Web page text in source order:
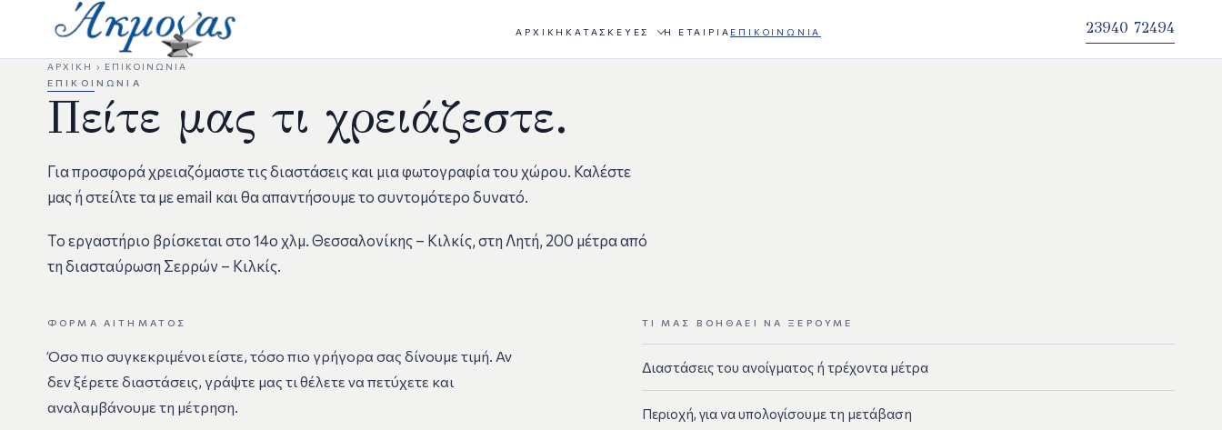
ΑΡΧΙΚΉ ΚΑΤΑΣΚΕΥΈΣ Η ΕΤΑΙΡΊΑ ΕΠΙΚΟΙΝΩΝΊΑ 23940 72494
ΑΡΧΙΚΉ › ΕΠΙΚΟΙΝΩΝΊΑ
ΕΠΙΚΟΙΝΩΝΊΑ
Πείτε μας τι χρειάζεστε.
Για προσφορά χρειαζόμαστε τις διαστάσεις και μια φωτογραφία του χώρου. Καλέστε
μας ή στείλτε τα με email και θα απαντήσουμε το συντομότερο δυνατό.
Το εργαστήριο βρίσκεται στο 14ο χλμ. Θεσσαλονίκης – Κιλκίς, στη Λητή, 200 μέτρα από
τη διασταύρωση Σερρών – Κιλκίς.
ΦΌΡΜΑ ΑΙΤΉΜΑΤΟΣ
Όσο πιο συγκεκριμένοι είστε, τόσο πιο γρήγορα σας δίνουμε τιμή. Αν
δεν ξέρετε διαστάσεις, γράψτε μας τι θέλετε να πετύχετε και
αναλαμβάνουμε τη μέτρηση.
ΤΙ ΜΑΣ ΒΟΗΘΆΕΙ ΝΑ ΞΈΡΟΥΜΕ
Διαστάσεις του ανοίγματος ή τρέχοντα μέτρα
Περιοχή, για να υπολογίσουμε τη μετάβαση